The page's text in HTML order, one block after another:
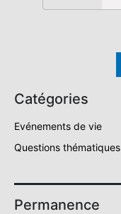
Catégories
Evénements de vie
Questions thématiques
Permanence